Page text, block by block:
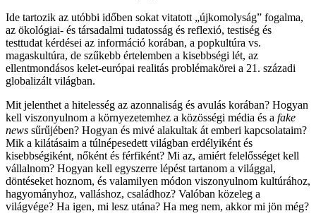
Ide tartozik az utóbbi időben sokat vitatott „újkomolyság” fogalma,
az ökológiai- és társadalmi tudatosság és reflexió, testiség és
testtudat kérdései az információ korában, a popkultúra vs.
magaskultúra, de szűkebb értelemben a kisebbségi lét, az
ellentmondásos kelet-európai realitás problémakörei a 21. századi
globalizált világban.
Mit jelenthet a hitelesség az azonnaliság és avulás korában? Hogyan
kell viszonyulnom a környezetemhez a közösségi média és a fake
news sűrűjében? Hogyan és mivé alakultak át emberi kapcsolataim?
Mik a kilátásaim a túlnépesedett világban erdélyiként és
kisebbségiként, nőként és férfiként? Mi az, amiért felelősséget kell
vállalnom? Hogyan kell egyszerre lépést tartanom a világgal,
döntéseket hoznom, és valamilyen módon viszonyulnom kultúrához,
hagyományhoz, valláshoz, családhoz? Valóban közeleg a
világvége? Ha igen, mi lesz utána? Ha meg nem, akkor mi jön még?